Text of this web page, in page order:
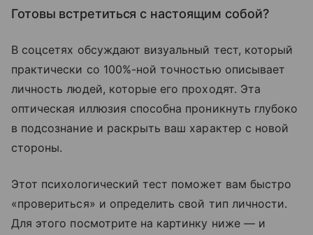
Готовы встретиться с настоящим собой?
В соцсетях обсуждают визуальный тест, который
практически со 100%-ной точностью описывает
личность людей, которые его проходят. Эта
оптическая иллюзия способна проникнуть глубоко
в подсознание и раскрыть ваш характер с новой
стороны.
Этот психологический тест поможет вам быстро
«провериться» и определить свой тип личности.
Для этого посмотрите на картинку ниже — и